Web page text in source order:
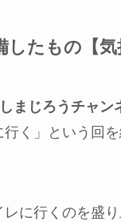
したもの【気
しまじろうチャン
行く」という回
レに行くのを盛